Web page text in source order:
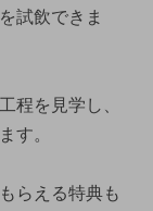
試飲できま
程を見学し、
す。
らえる特典も